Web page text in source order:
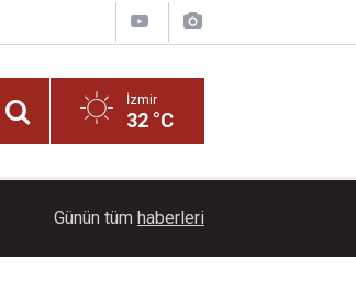
İzmir
32 °C
Bayraklı'da vatandaşların şikayet ettiği çöp
Günün tüm haberleri